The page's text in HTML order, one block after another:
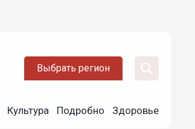
Выбрать регион
Культура Подробно Здоровье